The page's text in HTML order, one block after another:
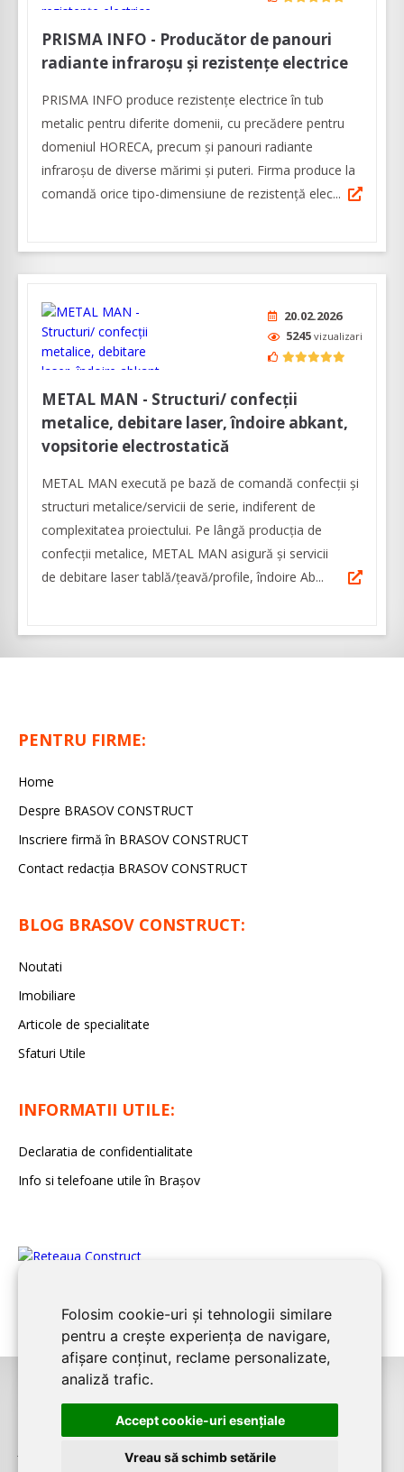
Folosim cookie-uri și tehnologii similare
pentru a crește experiența de navigare,
afișare conținut, reclame personalizate,
analiză trafic.
Accept cookie-uri esenţiale
Vreau să schimb setările
PRISMA INFO - Producător de panouri
radiante infraroșu şi rezistențe electrice
PRISMA INFO produce rezistențe electrice în tub
metalic pentru diferite domenii, cu precădere pentru
domeniul HORECA, precum și panouri radiante
infraroșu de diverse mărimi și puteri. Firma produce la
comandă orice tipo-dimensiune de rezistență elec...
20.02.2026
5245 vizualizari
METAL MAN - Structuri/ confecții
metalice, debitare laser, îndoire abkant,
vopsitorie electrostatică
METAL MAN execută pe bază de comandă confecții şi
structuri metalice/servicii de serie, indiferent de
complexitatea proiectului. Pe lângă producția de
confecții metalice, METAL MAN asigură şi servicii
de debitare laser tablă/țeavă/profile, îndoire Ab...
PENTRU FIRME:
Home
Despre BRASOV CONSTRUCT
Inscriere firmă în BRASOV CONSTRUCT
Contact redacţia BRASOV CONSTRUCT
BLOG BRASOV CONSTRUCT:
Noutati
Imobiliare
Articole de specialitate
Sfaturi Utile
INFORMATII UTILE:
Declaratia de confidentialitate
Info si telefoane utile în Braşov
©2008-2026BRASOV CONSTRUCTeste un serviciu de promovare online
pentru firme. Proiect digital dezvoltat deLIVE COMMUNICATIONS SRL
J12/4191/2006, RO19492087, Cap.Soc. 5000 LEI